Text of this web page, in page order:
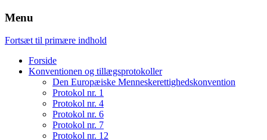
Menu
Fortsæt til primære indhold
Forside
Konventionen og tillægsprotokoller
Den Europæiske Menneskerettighedskonvention
Protokol nr. 1
Protokol nr. 4
Protokol nr. 6
Protokol nr. 7
Protokol nr. 12